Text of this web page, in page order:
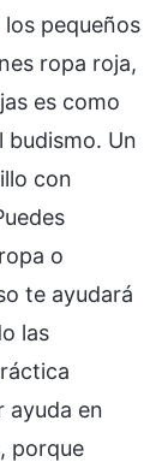
pequeños
ropa roja,
es como
budismo. Un
con
o
te ayudará
las
ayuda en
porque